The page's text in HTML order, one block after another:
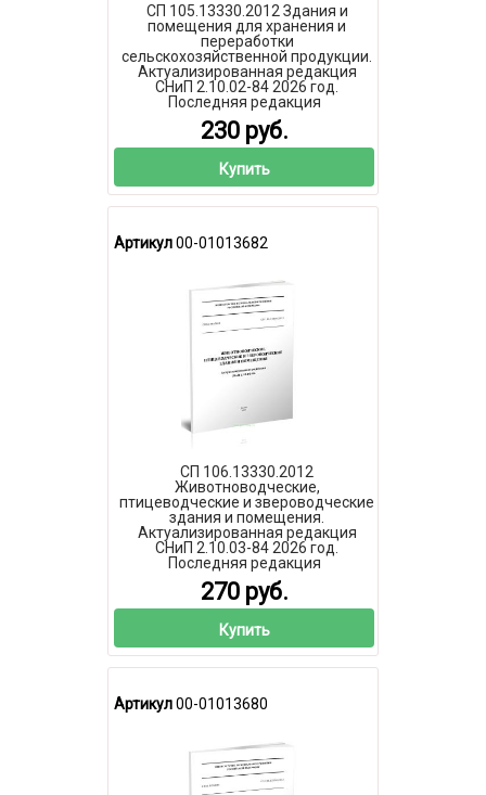
СП 105.13330.2012 Здания и
помещения для хранения и
переработки
сельскохозяйственной продукции.
Актуализированная редакция
СНиП 2.10.02-84 2026 год.
Последняя редакция
230 руб.
Купить
Артикул00-01013682
СП 106.13330.2012
Животноводческие,
птицеводческие и звероводческие
здания и помещения.
Актуализированная редакция
СНиП 2.10.03-84 2026 год.
Последняя редакция
270 руб.
Купить
Артикул00-01013680